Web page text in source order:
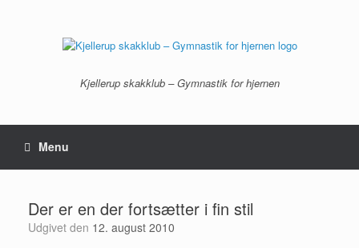
Kjellerup skakklub – Gymnastik for hjernen
Menu
Der er en der fortsætter i fin stil
Udgivet den 12. august 2010